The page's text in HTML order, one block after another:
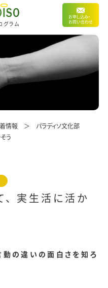
グラム
お申し込み・
お問い合わせ
情報
パラディソ文化部
う
実生活に活か
の違いの面白さを知ろ